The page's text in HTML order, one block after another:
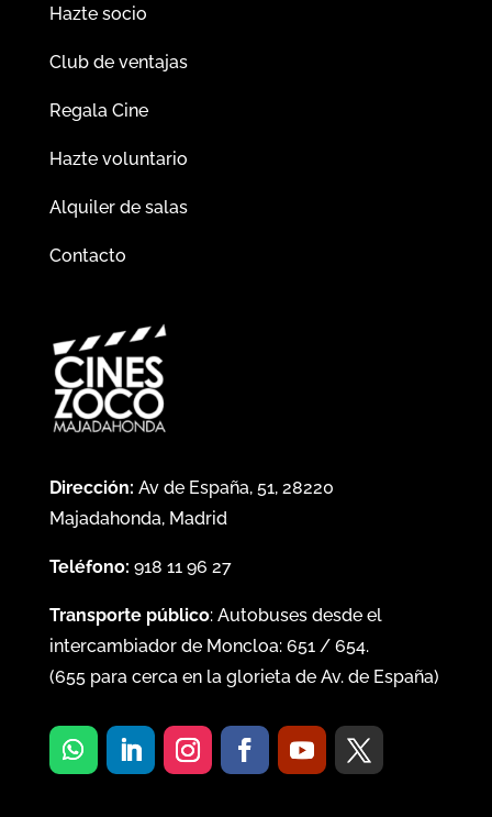
Hazte socio
Club de ventajas
Regala Cine
Hazte voluntario
Alquiler de salas
Contacto
Dirección: Av de España, 51, 28220
Majadahonda, Madrid
Teléfono: 918 11 96 27
Transporte público: Autobuses desde el
intercambiador de Moncloa: 651/ 654.
(655para cerca en la glorieta de Av. de España)